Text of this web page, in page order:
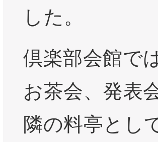
した。
倶楽部会館で
お茶会、発表
隣の料亭とし